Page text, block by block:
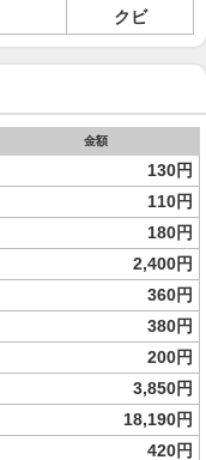
クビ
金額
130円
110円
180円
2,400円
360円
380円
200円
3,850円
18,190円
420円